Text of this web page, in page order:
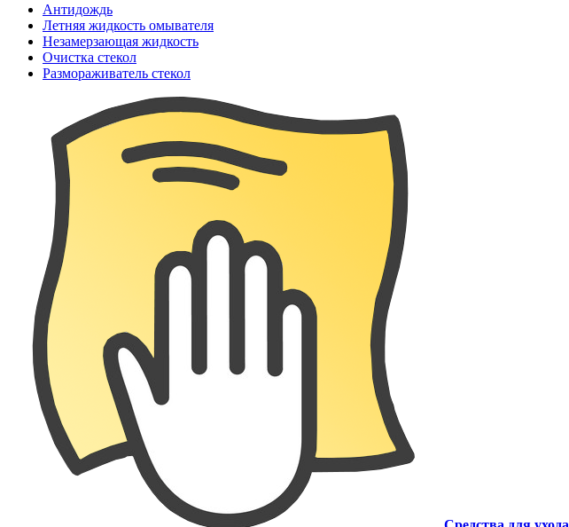
Антидождь
Летняя жидкость омывателя
Незамерзающая жидкость
Очистка стекол
Размораживатель стекол